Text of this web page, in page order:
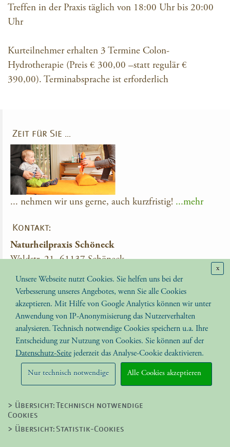
Treffen in der Praxis täglich von 18:00 Uhr bis 20:00
Uhr
Kurteilnehmer erhalten 3 Termine Colon-
Hydrotherapie (Preis € 300,00 –statt regulär €
390,00). Terminabsprache ist erforderlich
Zeit für Sie …
... nehmen wir uns gerne, auch kurzfristig! ...mehr
Kontakt:
Naturheilpraxis Schöneck
Waldstr. 21, 61137 Schöneck
Tel.: 06187-91957
Email:info(at)naturheilpraxis-schoeneck.de
Ausbildung zum Heilpraktiker
Medizinisches Lehr- und Fortbildungsinstitut für
Heilpraktiker
Waldstr. 21, 61137 Schöneck
Tel.: 06187-8428
Email:ausbildung(at)udh-hessen.de
Hinweis:Die vorgestellten naturheilkundlichen Diagnose- und
Therapiemethoden sind dem Bereich der Alternativmedizin zuzurechnen.
Die Methoden sind, obwohl sie erfahrungsgemäß wirken können,
x
Unsere Webseite nutzt Cookies. Sie helfen uns bei der
Verbesserung unseres Angebotes, wenn Sie alle Cookies
akzeptieren. Mit Hilfe von Google Analytics können wir unter
Anwendung von IP-Anonymisierung das Nutzerverhalten
analysieren. Technisch notwendige Cookies speichern u.a. Ihre
Entscheidung zur Nutzung von Cookies. Sie können auf der
Datenschutz-Seite jederzeit das Analyse-Cookie deaktivieren.
Alle Cookies akzeptieren
Nur technisch notwendige
> Übersicht: Technisch notwendige
Cookies
> Übersicht: Statistik-Cookies